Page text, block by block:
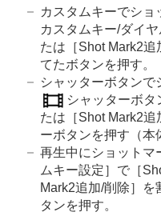
カスタムキーでショ
カスタムキー/ダイヤ
たは ［Shot Mark2追
てたボタンを押す。
シャッターボタンで
シャッターボタ
たは ［Shot Mark2追
ーボタンを押す（本
再生中にショットマ
ムキー設定］ で ［
Mark2追加/削除］
を
タンを押す。